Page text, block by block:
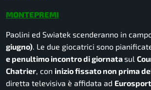
MONTEPREMI
Paolini ed Swiatek scenderanno in
giugno). Le due giocatrici sono
e penultimo incontro di giornatasul
Chatrier, con inizio fissato non prima
diretta televisiva è affidata ad Eurosport